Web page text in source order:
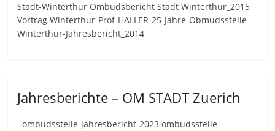
Stadt-Winterthur Ombudsbericht Stadt Winterthur_2015
Vortrag Winterthur-Prof-HALLER-25-Jahre-Obmudsstelle
Winterthur-Jahresbericht_2014
Jahresberichte – OM STADT Zuerich
ombudsstelle-jahresbericht-2023 ombudsstelle-